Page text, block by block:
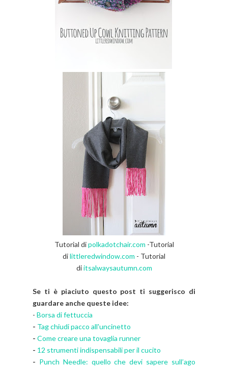
Tutorial dipolkadotchair.com -Tutorial
dilittleredwindow.com - Tutorial
diitsalwaysautumn.com
Se ti è piaciuto questo post ti suggerisco di
guardare anche queste idee:
- Borsa di fettuccia
- Tag chiudi pacco all'uncinetto
- Come creare una tovaglia runner
- 12 strumenti indispensabili per il cucito
- Punch Needle: quello che devi sapere sull’ago